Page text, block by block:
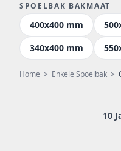
Home > Enkele Spoelbak >
SPOELBAK BAKMAAT
400x400 mm
340x400 mm
10